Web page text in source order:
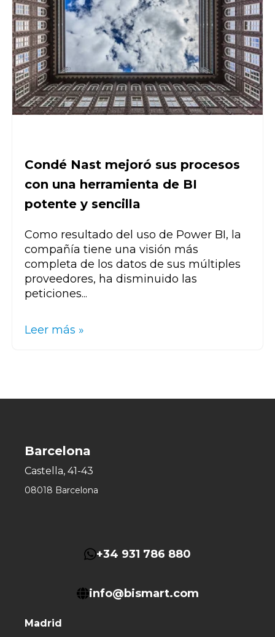
Condé Nast mejoró sus procesos
con una herramienta de BI
potente y sencilla
Como resultado del uso de Power BI, la
compañía tiene una visión más
completa de los datos de sus múltiples
proveedores, ha disminuido las
peticiones...
Leer más »
Barcelona
Castella, 41-43
08018 Barcelona
+34 931 786 880
info@bismart.com
Madrid